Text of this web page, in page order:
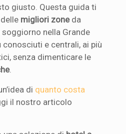
giusto. Questa guida ti
migliori zoneda
nella Grande
conosciuti e centrali, ai più
senza dimenticare le
.
di quanto costa
il nostro articolo